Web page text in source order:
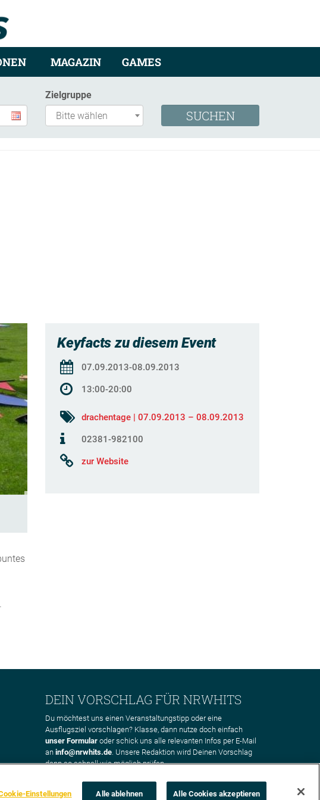
MAGAZIN GAMES
Zielgruppe
Keyfacts zu diesem Event
07.09.2013-08.09.2013
13:00-20:00
drachentage | 07.09.2013 – 08.09.2013
02381-982100
zur Website
DEIN VORSCHLAG FÜR NRWHITS
Du möchtest uns einen Veranstaltungstipp oder eine
Ausflugsziel vorschlagen? Klasse, dann nutze doch einfach
unser Formular oder schick uns alle relevanten Infos per E-Mail
an info@nrwhits.de. Unsere Redaktion wird Deinen Vorschlag
dann so schnell wie möglich prüfen.
Einstellungen Alle ablehnen Alle Cookies akzeptieren